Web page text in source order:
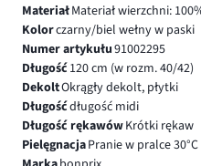
MateriałMateriał wierzchni:
Kolorczarny/biel wełny w paski
Numer artykułu91002295
Długość120 cm (w rozm. 40/42)
DekoltOkrągły dekolt, płytki
Długośćdługość midi
Długość rękawówKrótki rękaw
PielęgnacjaPranie w pralce 30°C